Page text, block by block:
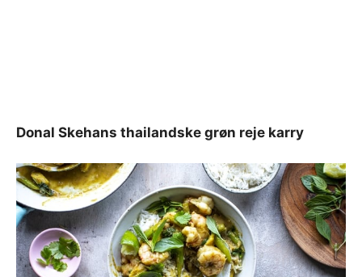
Donal Skehans thailandske grøn reje karry